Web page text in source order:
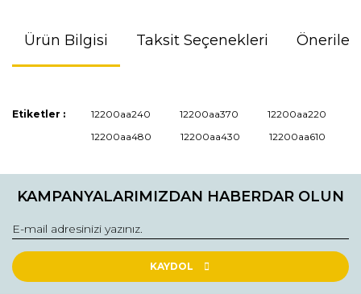
Ürün Bilgisi Taksit Seçenekleri
Bu ürünün fiyat bilgisi, resim, ürün açıklamalarında ve diğer
kullanarak tarafımıza iletebilirsiniz.
Ürün resmi kalitesiz, bozuk veya görüntülenemiyor.
Ürün bilgilerinde hatalar bulunuyor.
Ürün fiyatı diğer sitelerden daha pahalı.
Etiketler : 12200aa240 12200aa370
12200aa220
12200aa480
12200aa430 12200aa610
KAMPANYALARIMIZDAN HABERDAR OLUN
KAYDOL